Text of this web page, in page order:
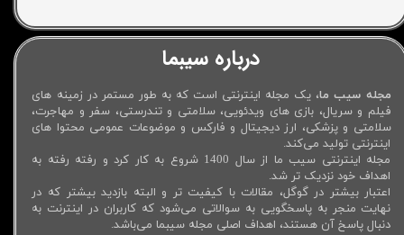
درباره سیبما
مجله سیب ما، یک مجله اینترنتی است که به طور مستمر در زمینه های
فیلم و سریال، بازی های ویدئویی، سلامتی و تندرستی، سفر و مهاجرت،
سلامتی و پزشکی، ارز دیجیتال و فارکس و موضوعات عمومی محتوا های
اینترنتی تولید می‌کند.
مجله اینترنتی سیب ما از سال 1400 شروع به کار کرد و رفته رفته به
اهداف خود نزدیک تر شد.
اعتبار بیشتر در گوگل، مقالات با کیفیت تر و البته بازدید بیشتر که در
نهایت منجر به پاسخگویی به سوالاتی می‌شود که کاربران در اینترنت به
دنبال پاسخ آن هستند، اهداف اصلی مجله سیبما می‌باشد.